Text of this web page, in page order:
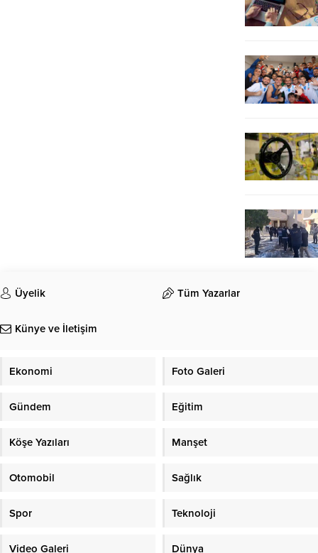
Üyelik Tüm Yazarlar
Künye ve İletişim
Ekonomi Foto Galeri
Gündem Eğitim
Köşe Yazıları Manşet
Otomobil Sağlık
Spor Teknoloji
Video Galeri Dünya